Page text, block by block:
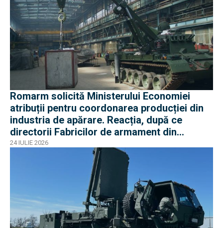
Romarm solicită Ministerului Economiei
atribuții pentru coordonarea producției din
industria de apărare. Reacția, după ce
directorii Fabricilor de armament din
București și Plopeni au fost reținuți de DNA
24 IULIE 2026